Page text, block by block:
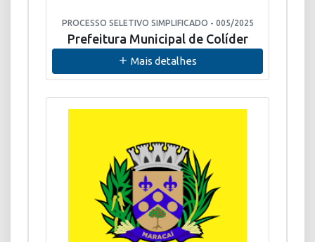
PROCESSO SELETIVO SIMPLIFICADO - 005/2025
Prefeitura Municipal de Colíder
Mais detalhes